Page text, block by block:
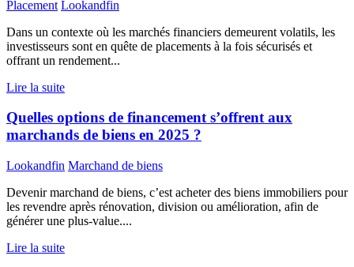
Placement Lookandfin
Dans un contexte où les marchés financiers demeurent volatils, les
investisseurs sont en quête de placements à la fois sécurisés et
offrant un rendement...
Lire la suite
Quelles options de financement s’offrent aux
marchands de biens en 2025 ?
Lookandfin Marchand de biens
Devenir marchand de biens, c’est acheter des biens immobiliers pour
les revendre après rénovation, division ou amélioration, afin de
générer une plus-value....
Lire la suite